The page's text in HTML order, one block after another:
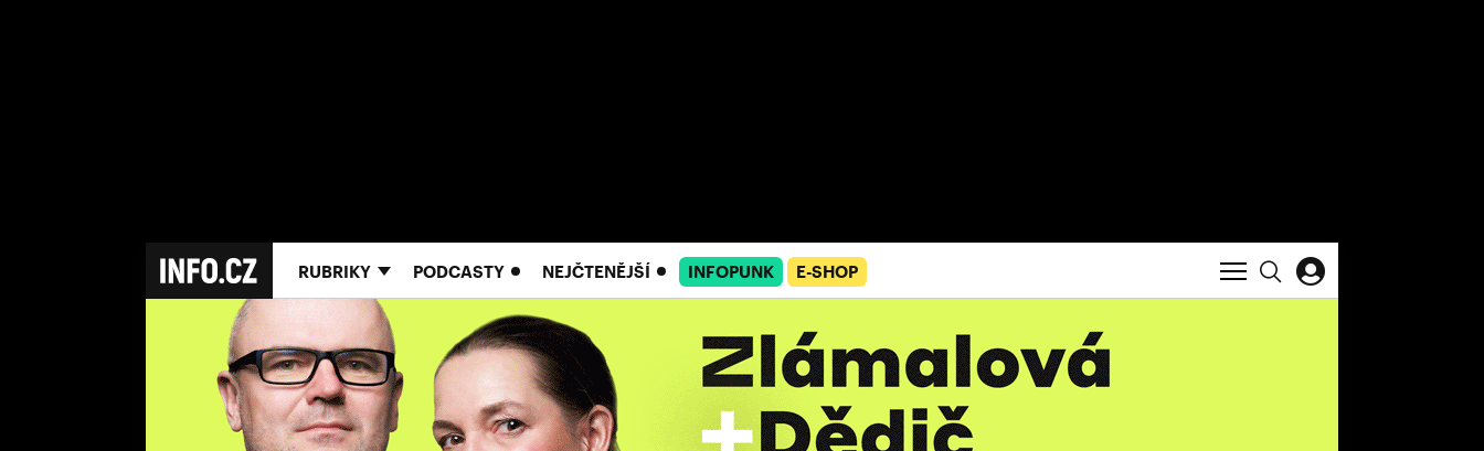
RUBRIKY PODCASTY NEJČTENĚJŠÍ INFOPUNK E-SHOP